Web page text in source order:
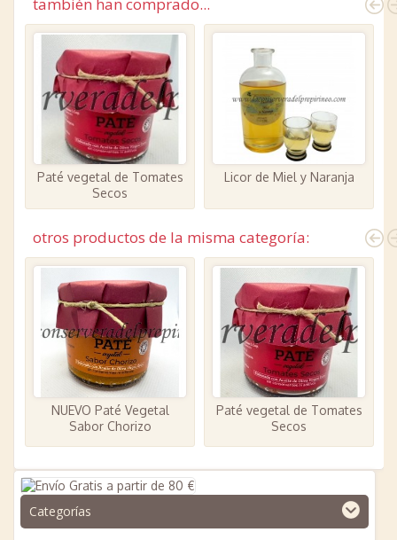
Paté vegetal de Tomates
Secos
Licor de Miel y Naranja
otros productos de la misma categoría:
NUEVO Paté Vegetal
Sabor Chorizo
Paté vegetal de Tomates
Secos
Categorías